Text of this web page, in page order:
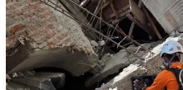
03/08/2026 23:48
Kế hoạch đồng tiền chung Tây Phi
đối mặt thách thức
03/08/2026 23:10